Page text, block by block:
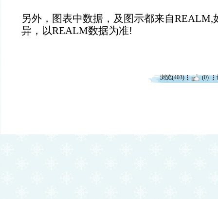
另外，图表中数据，及图示都来自REALM,
异，以REALM数据为准!
浏览(403) (0)